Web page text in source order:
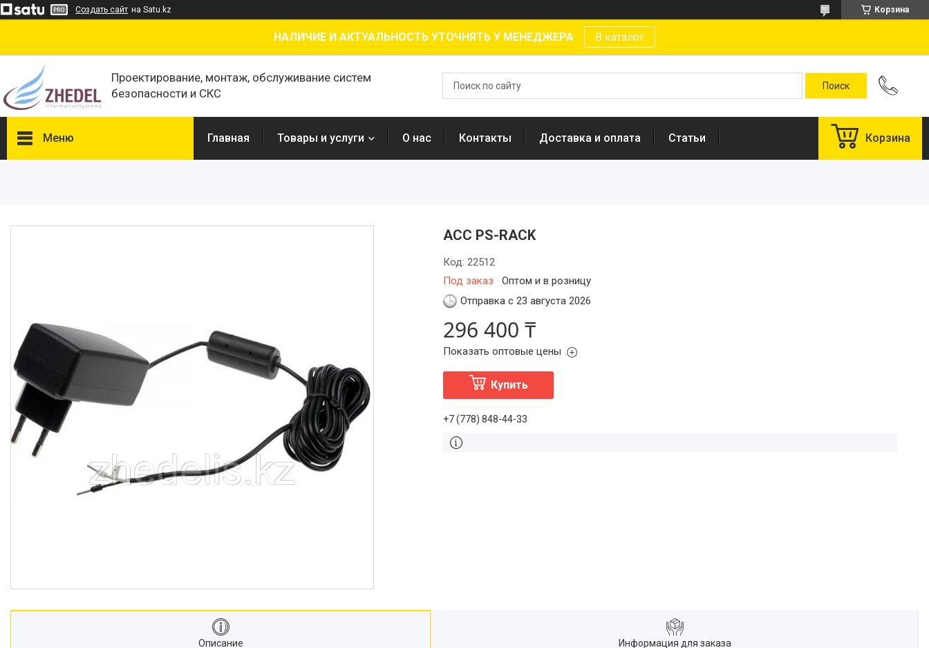
Создать сайт на Satu.kz Корзина
НАЛИЧИЕ И АКТУАЛЬНОСТЬ УТОЧНЯТЬ У МЕНЕДЖЕРА В каталог
Проектирование, монтаж, обслуживание систем
безопасности и СКС
Меню Главная Товары и услуги О нас Контакты Доставка и оплата Статьи Корзина
ACC PS-RACK
Под заказ Оптом и в розницу
Код:22512
Отправка с 23 августа 2026
296 400 ₸
Показать оптовые цены
Купить
+7 (778) 848-44-33
Описание Информация для заказа